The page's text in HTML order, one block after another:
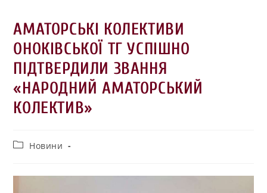
АМАТОРСЬКІ КОЛЕКТИВИ
ОНОКІВСЬКОЇ ТГ УСПІШНО
ПІДТВЕРДИЛИ ЗВАННЯ
«НАРОДНИЙ АМАТОРСЬКИЙ
КОЛЕКТИВ»
Новини